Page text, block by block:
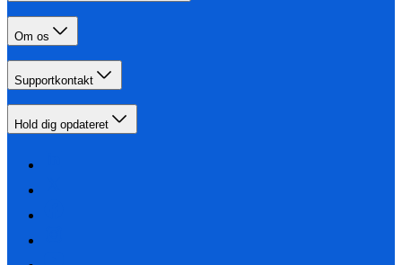
Om os
Supportkontakt
Hold dig opdateret